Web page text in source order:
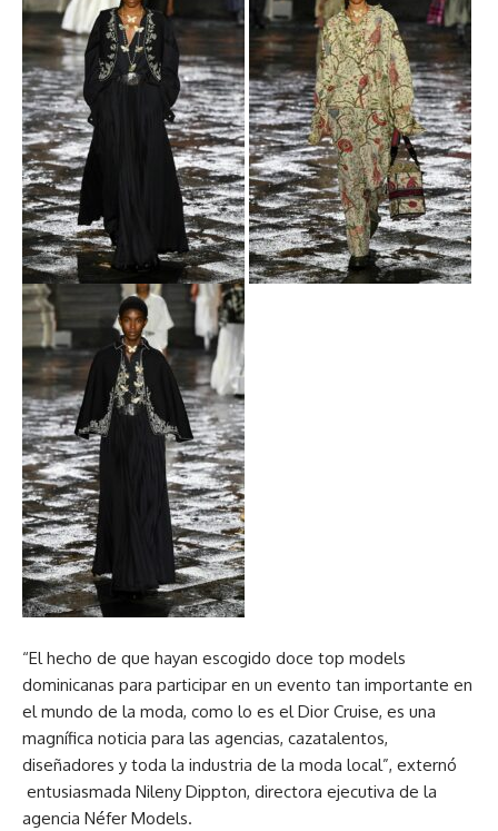
“El hecho de que hayan escogido doce top models
dominicanas para participar en un evento tan importante en
el mundo de la moda, como lo es el Dior Cruise, es una
magnífica noticia para las agencias, cazatalentos,
diseñadores y toda la industria de la moda local”, externó
entusiasmada Nileny Dippton, directora ejecutiva de la
agencia Néfer Models.